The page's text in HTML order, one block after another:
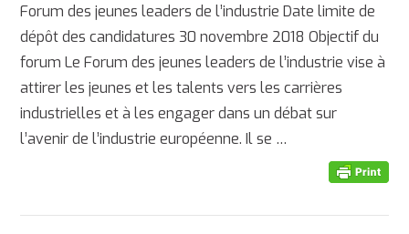
Forum des jeunes leaders de l’industrie Date limite de
dépôt des candidatures 30 novembre 2018 Objectif du
forum Le Forum des jeunes leaders de l’industrie vise à
attirer les jeunes et les talents vers les carrières
industrielles et à les engager dans un débat sur
l’avenir de l’industrie européenne. Il se …